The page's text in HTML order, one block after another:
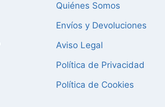
Quiénes Somos
Envíos y Devoluciones
Aviso Legal
Política de Privacidad
Política de Cookies